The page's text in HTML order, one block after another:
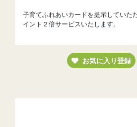
子育てふれあいカードを提示していた
イント２倍サービスいたします。
お気に入り登録